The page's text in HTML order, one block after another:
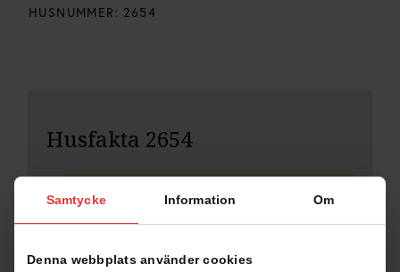
Samtycke Information Om
Denna webbplats använder cookies
HUSNUMMER: 2654
Husfakta 2654
BOYTA 300,4 M²